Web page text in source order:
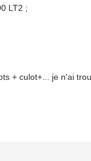
LT2 ;
+ culot+... je n'ai